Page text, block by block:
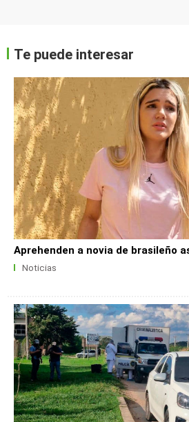
Te puede interesar
Aprehenden a novia de brasileño
Noticias